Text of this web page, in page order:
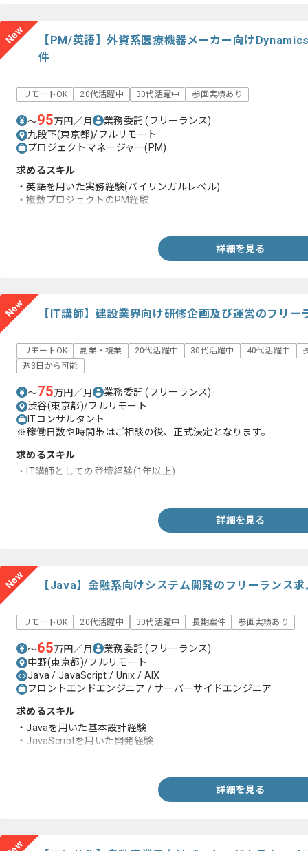
New
【PM/英語】外資系医療機器メーカー向け
件
リモートOK 20代活躍中 30代活躍中 参画実績あり
〜95万円／月 業務委託(フリーランス)
九段下(東京都)/フルリモート
プロジェクトマネージャー(PM)
求めるスキル
・英語を用いた実務経験(バイリンガルレベル)
・複数プロジェクトのPM経験
詳細を見る
New 【IT講師】建設業界向け研修企画及び運営のフリー
リモートOK 副業・複業 20代活躍中 30代活躍中 40代活躍中
週3日から可能
〜75万円／月 業務委託(フリーランス)
渋谷(東京都)/フルリモート
ITコンサルタント
※稼働日数や時間帯はご相談の後、正式決定となります。
求めるスキル
・IT講師としての登壇経験(1年以上)
詳細を見る
New 【Java】金融系向けシステム開発のフリーランス
リモートOK 20代活躍中 30代活躍中 長期案件 参画実績あり
〜65万円／月 業務委託(フリーランス)
中野(東京都)/フルリモート
Java / JavaScript / Unix / AIX
フロントエンドエンジニア / サーバーサイドエンジニア
求めるスキル
・Javaを用いた基本設計経験
・JavaScriptを用いた開発経験
詳細を見る